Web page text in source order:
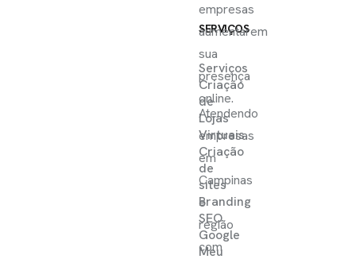
SERVIÇOS
Serviços
Criação
de
Lojas
Virtuais
Criação
de
sites
Branding
SEO
Google
Meu
empresas
aumentarem
sua
presença
online.
Atendendo
empresas
em
Campinas
e
região
com